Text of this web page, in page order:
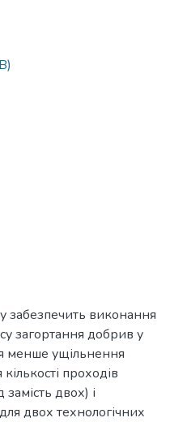
забезпечить виконання
загортання добрив у
менше ущільнення
проходів
двох) і
двох технологічних